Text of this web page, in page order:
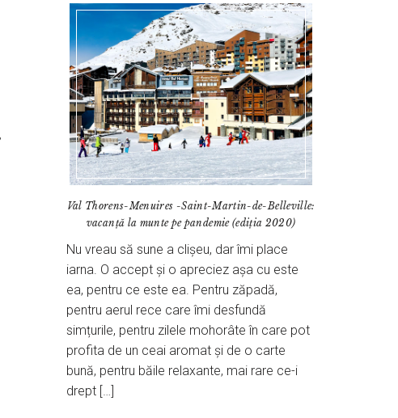
Val Thorens-Menuires -Saint-Martin-de-Belleville:
vacanță la munte pe pandemie (ediția 2020)
Nu vreau să sune a clișeu, dar îmi place
iarna. O accept și o apreciez așa cu este
ea, pentru ce este ea. Pentru zăpadă,
pentru aerul rece care îmi desfundă
simțurile, pentru zilele mohorâte în care pot
profita de un ceai aromat și de o carte
bună, pentru băile relaxante, mai rare ce-i
drept […]